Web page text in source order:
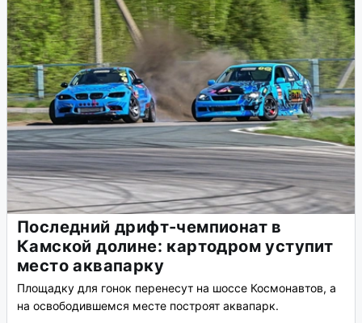
Последний дрифт-чемпионат в
Камской долине: картодром уступит
место аквапарку
Площадку для гонок перенесут на шоссе Космонавтов, а
на освободившемся месте построят аквапарк.